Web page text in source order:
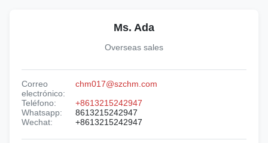
Ms. Ada
Overseas sales
Correo
electrónico:
chm017@szchm.com
Teléfono:
+8613215242947
Whatsapp:
8613215242947
Wechat:
+8613215242947